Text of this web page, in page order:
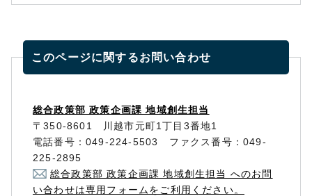
このページに関するお問い合わせ
総合政策部 政策企画課 地域創生担当
〒350-8601 川越市元町1丁目3番地1
電話番号：049-224-5503 ファクス番号：049-
225-2895
総合政策部 政策企画課 地域創生担当 へのお問
い合わせは専用フォームをご利用ください。